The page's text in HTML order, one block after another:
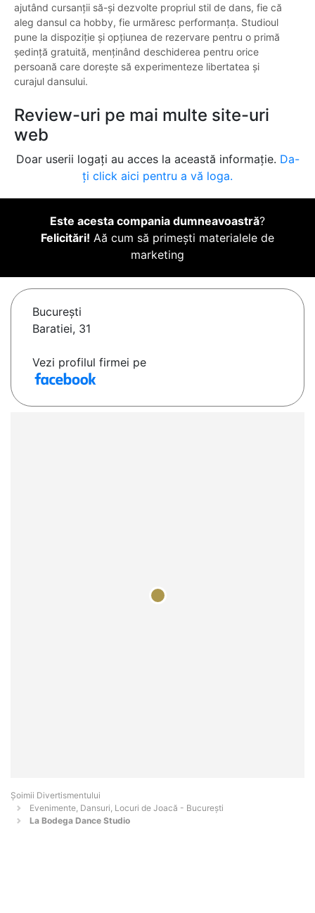
ajutând cursanții să-și dezvolte propriul stil de dans, fie că
aleg dansul ca hobby, fie urmăresc performanța. Studioul
pune la dispoziție și opțiunea de rezervare pentru o primă
ședință gratuită, menținând deschiderea pentru orice
persoană care dorește să experimenteze libertatea și
curajul dansului.
Review-uri pe mai multe site-uri
web
Doar userii logați au acces la această informație. Da-
ți click aici pentru a vă loga.
Este acesta compania dumneavoastră?
Felicitări! Aă cum să primești materialele de
marketing
Bucureşti
Baratiei, 31
Vezi profilul firmei pe
Şoimii Divertismentului
Evenimente, Dansuri, Locuri de Joacă - Bucureşti
La Bodega Dance Studio